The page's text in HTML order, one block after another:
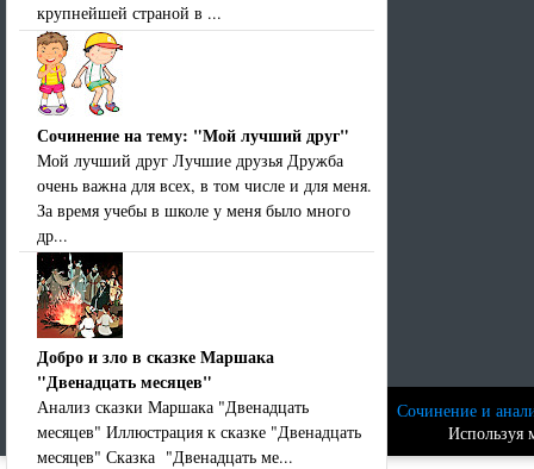
крупнейшей страной в ...
Сочинение на тему: "Мой лучший друг"
Мой лучший друг Лучшие друзья Дружба
очень важна для всех, в том числе и для меня.
За время учебы в школе у меня было много
др...
Добро и зло в сказке Маршака
"Двенадцать месяцев"
Анализ сказки Маршака "Двенадцать
месяцев" Иллюстрация к сказке "Двенадцать
месяцев" Сказка "Двенадцать ме...
Сочинение и
Используя